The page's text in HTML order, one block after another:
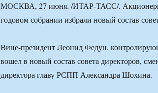
МОСКВА, 27 июня. /ИТАР-ТАСС/.
годовом собрании избрали новый состав
Вице-президент Леонид Федун,
вошел в новый состав совета директоров,
директора главу РСПП Александра Шохина.